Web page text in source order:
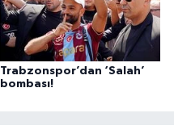
Trabzonspor’dan ‘Salah’
bombası!